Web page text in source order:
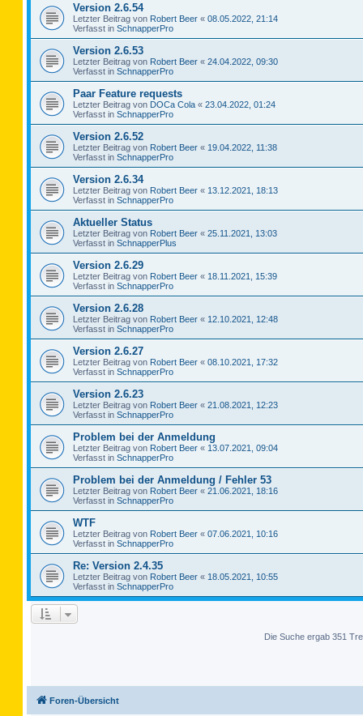
Version 2.6.54
Letzter Beitrag von Robert Beer « 08.05.2022, 21:14
Verfasst in SchnapperPro
Version 2.6.53
Letzter Beitrag von Robert Beer « 24.04.2022, 09:30
Verfasst in SchnapperPro
Paar Feature requests
Letzter Beitrag von DOCa Cola « 23.04.2022, 01:24
Verfasst in SchnapperPro
Version 2.6.52
Letzter Beitrag von Robert Beer « 19.04.2022, 11:38
Verfasst in SchnapperPro
Version 2.6.34
Letzter Beitrag von Robert Beer « 13.12.2021, 18:13
Verfasst in SchnapperPro
Aktueller Status
Letzter Beitrag von Robert Beer « 25.11.2021, 13:03
Verfasst in SchnapperPlus
Version 2.6.29
Letzter Beitrag von Robert Beer « 18.11.2021, 15:39
Verfasst in SchnapperPro
Version 2.6.28
Letzter Beitrag von Robert Beer « 12.10.2021, 12:48
Verfasst in SchnapperPro
Version 2.6.27
Letzter Beitrag von Robert Beer « 08.10.2021, 17:32
Verfasst in SchnapperPro
Version 2.6.23
Letzter Beitrag von Robert Beer « 21.08.2021, 12:23
Verfasst in SchnapperPro
Problem bei der Anmeldung
Letzter Beitrag von Robert Beer « 13.07.2021, 09:04
Verfasst in SchnapperPro
Problem bei der Anmeldung / Fehler 53
Letzter Beitrag von Robert Beer « 21.06.2021, 18:16
Verfasst in SchnapperPro
WTF
Letzter Beitrag von Robert Beer « 07.06.2021, 10:16
Verfasst in SchnapperPro
Re: Version 2.4.35
Letzter Beitrag von Robert Beer « 18.05.2021, 10:55
Verfasst in SchnapperPro
Die Suche ergab 351
Foren-Übersicht